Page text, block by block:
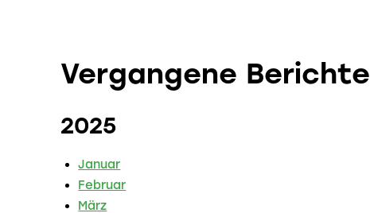
Vergangene Berichte
2025
Januar
Februar
März